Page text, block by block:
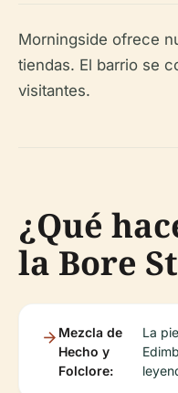
Morningside ofrece
tiendas. El barrio se
visitantes.
¿Qué
la Bore
Mezcla de
Hecho y
Folclore:
La